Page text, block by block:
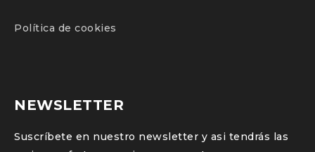
Política de cookies
NEWSLETTER
Suscríbete en nuestro newsletter y asi tendrás las